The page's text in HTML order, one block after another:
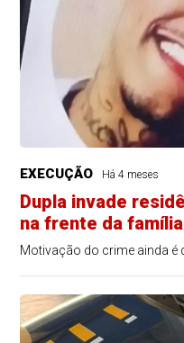
EXECUÇÃO Há 4 meses
Dupla invade
na frente da
Motivação do crime ainda é